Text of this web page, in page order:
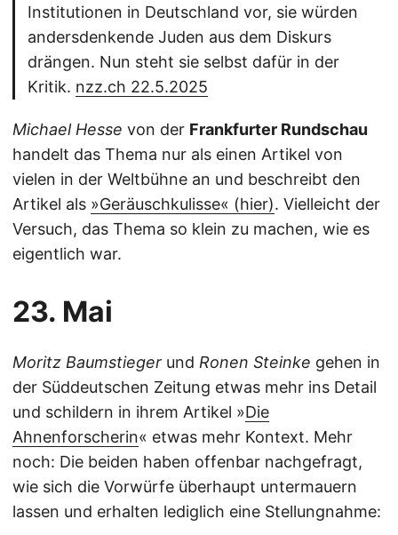
Institutionen in Deutschland vor, sie würden
andersdenkende Juden aus dem Diskurs
drängen. Nun steht sie selbst dafür in der
Kritik. nzz.ch 22.5.2025
Michael Hesse von der Frankfurter Rundschau
handelt das Thema nur als einen Artikel von
vielen in der Weltbühne an und beschreibt den
Artikel als »Geräuschkulisse« (hier). Vielleicht der
Versuch, das Thema so klein zu machen, wie es
eigentlich war.
23. Mai
Moritz Baumstieger und Ronen Steinke gehen in
der Süddeutschen Zeitung etwas mehr ins Detail
und schildern in ihrem Artikel »Die
Ahnenforscherin« etwas mehr Kontext. Mehr
noch: Die beiden haben offenbar nachgefragt,
wie sich die Vorwürfe überhaupt untermauern
lassen und erhalten lediglich eine Stellungnahme: